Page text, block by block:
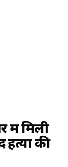
में मिली
हत्या की